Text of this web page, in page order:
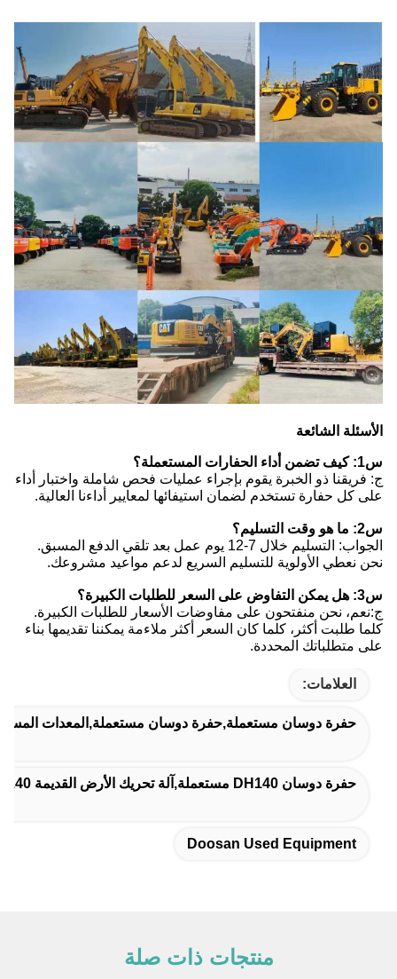
الأسئلة الشائعة
س1: كيف تضمن أداء الحفارات المستعملة؟
ج: فريقنا ذو الخبرة يقوم بإجراء عمليات فحص شاملة واختبار أداء
على كل حفارة تستخدم لضمان استيفائها لمعايير أداءنا العالية.
س2: ما هو وقت التسليم؟
الجواب: التسليم خلال 7-12 يوم عمل بعد تلقي الدفع المسبق.
نحن نعطي الأولوية للتسليم السريع لدعم مواعيد مشروعك.
س3: هل يمكن التفاوض على السعر للطلبات الكبيرة؟
ج:نعم، نحن منفتحون على مفاوضات الأسعار للطلبات الكبيرة.
كلما طلبت أكثر، كلما كان السعر أكثر ملاءمة يمكننا تقديمها بناء
على متطلباتك المحددة.
العلامات:
حفرة دوسان مستعملة,حفرة دوسان مستعملة,المعدات
حفرة دوسان DH140 مستعملة,آلة تحريك الأرض القديمة Doosan DH140
Doosan Used Equipment
منتجات ذات صلة